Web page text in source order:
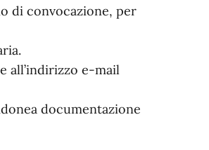
di convocazione, per
all’indirizzo e-mail
documentazione